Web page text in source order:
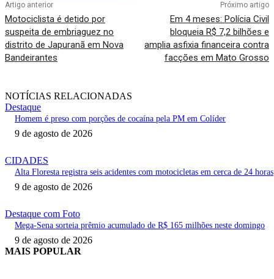
Artigo anterior
Motociclista é detido por
suspeita de embriaguez no
distrito de Japuranã em Nova
Bandeirantes
Próximo artigo
Em 4 meses: Polícia Civil
bloqueia R$ 7,2 bilhões e
amplia asfixia financeira contra
facções em Mato Grosso
NOTÍCIAS RELACIONADAS
Destaque
Homem é preso com porções de cocaína pela PM em Colíder
9 de agosto de 2026
CIDADES
Alta Floresta registra seis acidentes com motocicletas em cerca de 24 horas
9 de agosto de 2026
Destaque com Foto
Mega-Sena sorteia prêmio acumulado de R$ 165 milhões neste domingo
9 de agosto de 2026
MAIS POPULAR